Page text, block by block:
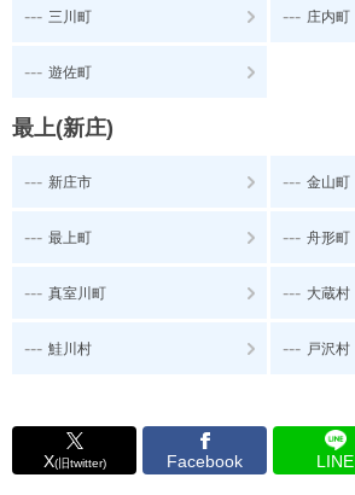
--- 三川町 --- 庄内町
--- 遊佐町
最上(新庄)
--- 新庄市 --- 金山町
--- 最上町 --- 舟形町
--- 真室川町 --- 大蔵村
--- 鮭川村 --- 戸沢村
X(旧twitter) Facebook LINE